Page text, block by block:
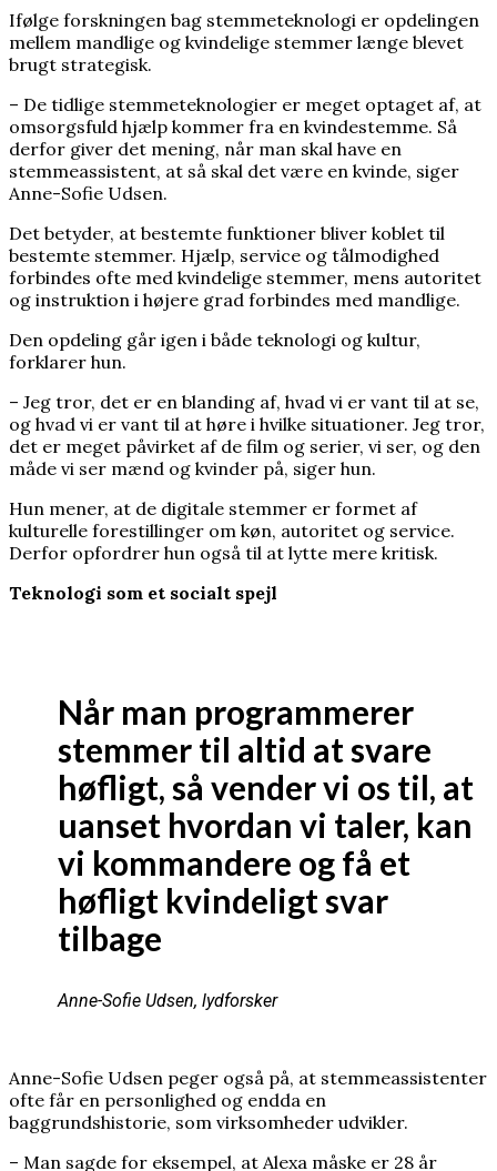
Ifølge forskningen bag stemmeteknologi er opdelingen
mellem mandlige og kvindelige stemmer længe blevet
brugt strategisk.
– De tidlige stemmeteknologier er meget optaget af, at
omsorgsfuld hjælp kommer fra en kvindestemme. Så
derfor giver det mening, når man skal have en
stemmeassistent, at så skal det være en kvinde, siger
Anne-Sofie Udsen.
Det betyder, at bestemte funktioner bliver koblet til
bestemte stemmer. Hjælp, service og tålmodighed
forbindes ofte med kvindelige stemmer, mens autoritet
og instruktion i højere grad forbindes med mandlige.
Den opdeling går igen i både teknologi og kultur,
forklarer hun.
– Jeg tror, det er en blanding af, hvad vi er vant til at se,
og hvad vi er vant til at høre i hvilke situationer. Jeg tror,
det er meget påvirket af de film og serier, vi ser, og den
måde vi ser mænd og kvinder på, siger hun.
Hun mener, at de digitale stemmer er formet af
kulturelle forestillinger om køn, autoritet og service.
Derfor opfordrer hun også til at lytte mere kritisk.
Teknologi som et socialt spejl
Når man programmerer
stemmer til altid at svare
høfligt, så vender vi os til, at
uanset hvordan vi taler, kan
vi kommandere og få et
høfligt kvindeligt svar
tilbage
Anne-Sofie Udsen, lydforsker
Anne-Sofie Udsen peger også på, at stemmeassistenter
ofte får en personlighed og endda en
baggrundshistorie, som virksomheder udvikler.
– Man sagde for eksempel, at Alexa måske er 28 år